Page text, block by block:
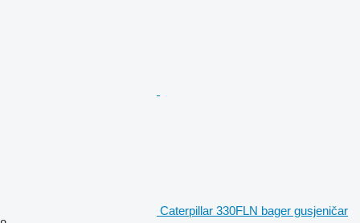
Caterpillar 330FLN bager gusjeničar